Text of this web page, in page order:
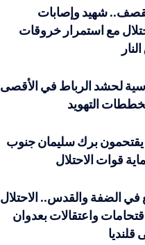
شهيد وإصابات
مع استمرار خروقات
لحشد الرباط في الأقصى
التهويد
برك سليمان جنوب
قوات الاحتلال
الضفة والقدس.. الاحتلال
واعتقالات بعدوان